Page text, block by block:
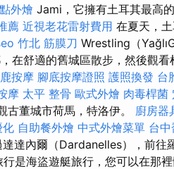
外燴 Jami，它擁有土耳其最高
薦 近視老花雷射費用 在夏天，
竹北 筋膜刀 Wrestling（
在舒適的舊城區散步，然後觀看
按摩 腳底按摩證照 護照換發 台
摩 太平 整骨 歐式外燴 肉毒桿菌
古董城市荷馬，特洛伊。 廚房器
化 自助餐外燴 中式外燴菜單 台中
達達內爾（Dardanelles），前往
是海盜遊艇旅行，您可以在那